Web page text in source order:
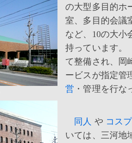
の大型多目的ホ
室、多目的会議
など、10の大小
持っています
て整備され、岡
ービスが指定管
営 ・管理を行な
同人 や コス
いては、三河地